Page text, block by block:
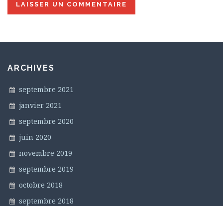
ARCHIVES
septembre 2021
janvier 2021
septembre 2020
juin 2020
novembre 2019
septembre 2019
octobre 2018
septembre 2018